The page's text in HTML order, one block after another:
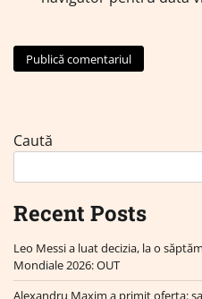
Caută
Recent Posts
Leo Messi a luat decizia, la o
Mondiale 2026: OUT
Alexandru Maxim a primit oferta: